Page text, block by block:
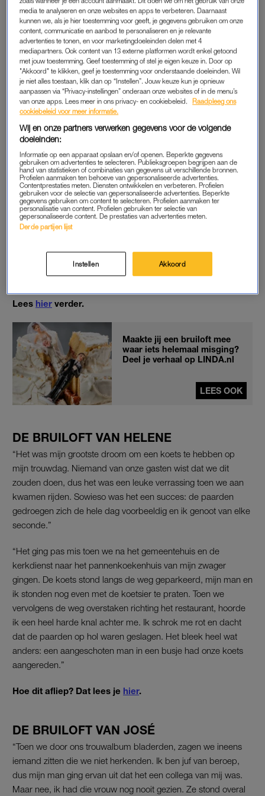
wij twee en de fotograaf wisten ervan af. De bruiloft vond
plaats op het stadhuis van Dordrecht, een mooi, statig
gebouw. Het idee met de uil paste daar helemaal bij.”
“De uilenverzorger opperde nog om voor de zekerheid
dummy-ringen aan de poten van de uil te binden: “Het gaat
meestal wel goed, maar het blijft toch een dier, he.” Esther en
ik vonden dat onzin. Als je zo’n uil regelt, moet hij ook meteen
de echte trouwringen komen brengen, anders is het een
enorme anti-climax. Achteraf snap ik wel dat ze ons
waarschuwde.”
“Flash forward: we stonden klaar op die trap, Richard met de
leren handschoen aan. De uil werd losgelaten en meteen
teruggefloten, zodat hij een mooie aanvliegroute heeft. Hij
kwam netjes in een rechte lijn aanvliegen, maar draaide ineens
met een scherpe bocht weg. Waarschijnlijk schrok hij van de
maakte vaart en de verwonderde ‘aaah’s van de gasten
maakten ineens plaats voor luide ‘ooooh’s…”
Lees hier verder.
Maakte jij een bruiloft mee
waar iets helemaal misging?
Deel je verhaal op LINDA.nl
LEES OOK
DE BRUILOFT VAN HELENE
“Het was mijn grootste droom om een koets te hebben op
mijn trouwdag. Niemand van onze gasten wist dat we dit
zouden doen, dus het was een leuke verrassing toen we aan
kwamen rijden. Sowieso was het een succes: de paarden
gedroegen zich de hele dag voorbeeldig en ik genoot van elke
seconde.”
“Het ging pas mis toen we na het gemeentehuis en de
kerkdienst naar het pannenkoekenhuis van mijn zwager
gingen. De koets stond langs de weg geparkeerd, mijn man en
ik stonden nog even met de koetsier te praten. Toen we
vervolgens de weg overstaken richting het restaurant, hoorde
ik een heel harde knal achter me. Ik schrok me rot en dacht
dat de paarden op hol waren geslagen. Het bleek heel wat
anders: een aangeschoten man in een busje had onze koets
aangereden.”
Hoe dit afliep? Dat lees je hier.
DE BRUILOFT VAN JOSÉ
“Toen we door ons trouwalbum bladerden, zagen we ineens
iemand zitten die we niet herkenden. Ik ben juf van beroep,
dus mijn man ging ervan uit dat het een collega van mij was.
Maar nee, ik had die vrouw nog nooit gezien. Ze stond overal
media te analyseren en onze websites en apps te verbeteren. Daarnaast
kunnen we, als je hier toestemming voor geeft, je gegevens gebruiken om onze
content, communicatie en aanbod te personaliseren en je relevante
advertenties te tonen, en voor marketingdoeleinden delen met 4
mediapartners. Ook content van 13 externe platformen wordt enkel getoond
met jouw toestemming. Geef toestemming of stel je eigen keuze in. Door op
"Akkoord" te klikken, geef je toestemming voor onderstaande doeleinden. Wil
je niet alles toestaan, klik dan op “Instellen”. Jouw keuze kun je opnieuw
aanpassen via “Privacy-instellingen” onderaan onze websites of in de menu’s
van onze apps. Lees meer in ons privacy- en cookiebeleid.
Raadpleeg ons
cookiebeleid voor meer informatie.
Wij en onze partners verwerken gegevens voor de volgende
doeleinden:
Informatie op een apparaat opslaan en/of openen. Beperkte gegevens
gebruiken om advertenties te selecteren. Publieksgroepen begrijpen aan de
hand van statistieken of combinaties van gegevens uit verschillende bronnen.
Profielen aanmaken ten behoeve van gepersonaliseerde advertenties.
Contentprestaties meten. Diensten ontwikkelen en verbeteren. Profielen
gebruiken voor de selectie van gepersonaliseerde advertenties. Beperkte
gegevens gebruiken om content te selecteren. Profielen aanmaken ter
personalisatie van content. Profielen gebruiken ter selectie van
gepersonaliseerde content. De prestaties van advertenties meten.
Derde partijen lijst
Instellen Akkoord